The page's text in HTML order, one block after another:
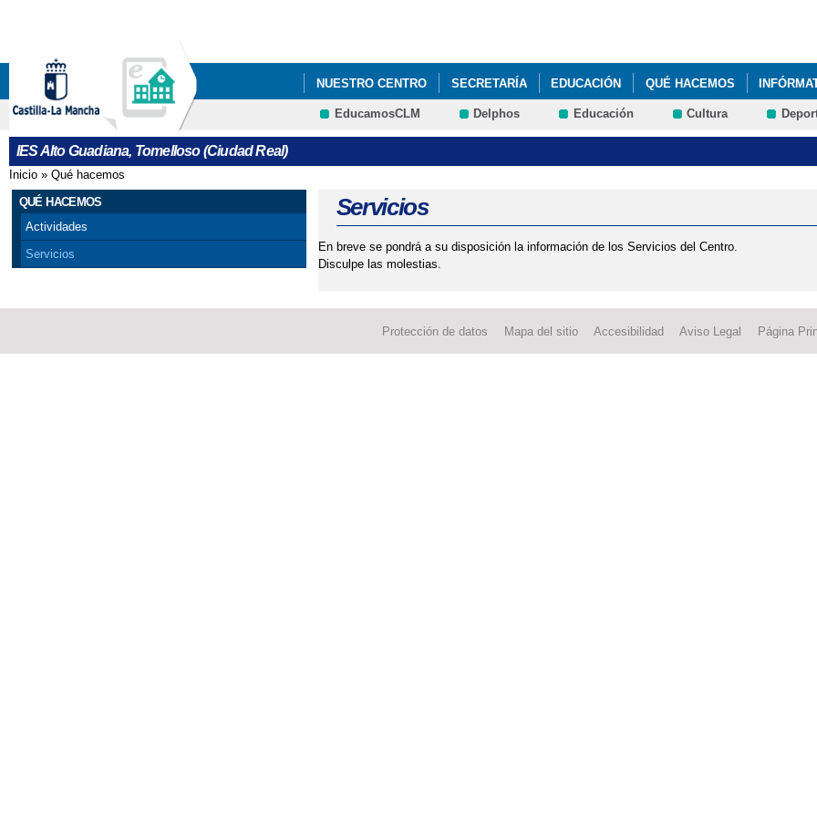
NUESTRO CENTRO SECRETARÍA EDUCACIÓN QUÉ HACEMOS
EducamosCLM Delphos Educación Cultura
IES Alto Guadiana, Tomelloso (Ciudad Real)
Se encuentra usted aquí
Inicio » Qué hacemos
QUÉ HACEMOS
Actividades
Servicios
Servicios
En breve se pondrá a su disposición la información de los Servicios del Centro.
Disculpe las molestias.
Protección de datos Mapa del sitio Accesibilidad Aviso Legal Página